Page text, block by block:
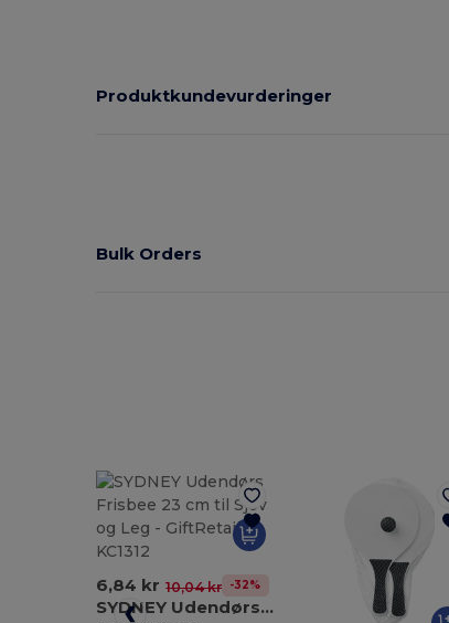
Produktkundevurderinger
Bulk Orders
6,84 kr 10,04 kr -32%
SYDNEY Udendørs Frisbee 23 cm til Sjov og Leg